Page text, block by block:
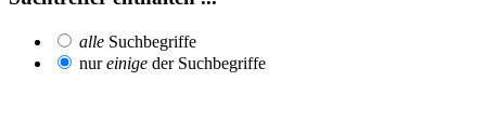
alle Suchbegriffe
nureinige der Suchbegriffe